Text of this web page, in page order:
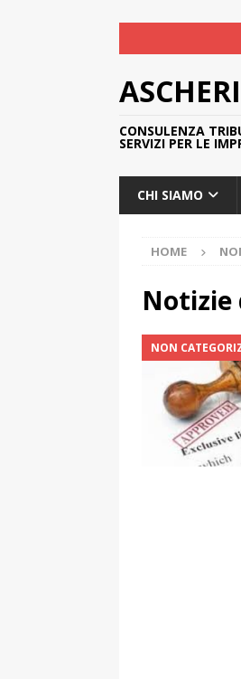
CONSULENZA
SERVIZI PER LE
CHI SIAMO
HOME
Notizie
NON